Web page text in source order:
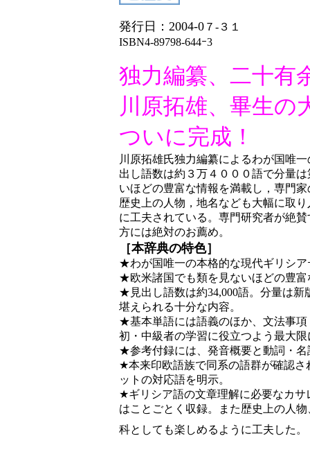
発行日：2004-0７-３１
ISBN4-89798-644ｰ3
独力編纂、二十有
川原拓雄、畢生の
ついに完成！
川原拓雄氏独力編纂によるわが国唯
出し語数は約３万４０００語で分量
いほどの豊富な情報を満載し，専門
歴史上の人物，地名なども大幅に取
に工夫されている。専門研究者が絶
方には絶対のお薦め。
［本辞典の特色］
★わが国唯一の本格的な現代ギリシア
★欧米諸国でも類を見ないほどの豊富
★見出し語数は約34,000語。分量は
堪えられる十分な内容。
★基本単語には語義のほか、文法事
初・中級者の学習に役立つよう最大限
★参考付録には、発音概要と動詞・
★本来印欧語族で同系の語群が確認
ットの対応語を明示。
★ギリシア語の文章理解に必要なカ
はことごとく収録。また歴史上の人
科としても楽しめるように工夫した。